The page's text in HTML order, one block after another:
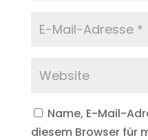
Name, E-Mail-
diesem Browser für